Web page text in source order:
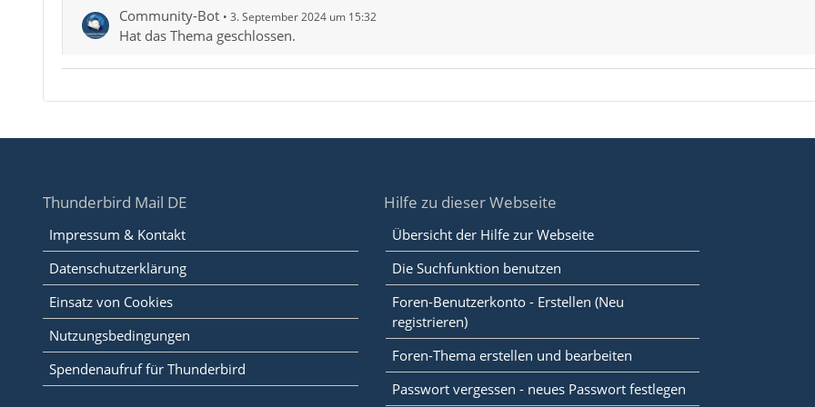
Community-Bot 3. September 2024 um 15:32
Hat das Thema geschlossen.
Thunderbird Mail DE
Impressum & Kontakt
Datenschutzerklärung
Einsatz von Cookies
Nutzungsbedingungen
Spendenaufruf für Thunderbird
Hilfe zu dieser Webseite
Übersicht der Hilfe zur Webseite
Die Suchfunktion benutzen
Foren-Benutzerkonto - Erstellen (Neu
registrieren)
Foren-Thema erstellen und bearbeiten
Passwort vergessen - neues Passwort festlegen